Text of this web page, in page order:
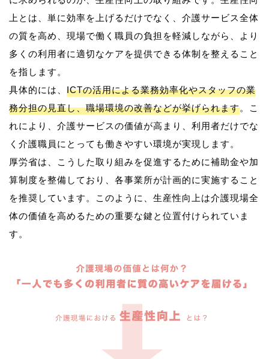
上とは、単に効率を上げるだけでなく、介護サービス全体
の質を高め、現場で働く職員の負担を軽減しながら、より
多くの利用者に適切なケアを提供できる体制を整えること
を指します。
具体的には、 ICTの活用による業務効率化やスタッフの業
務分担の見直し、職場環境の改善などが挙げられます。こ
れにより、介護サービスの価値が高まり、利用者だけでな
く介護職員にとっても働きやすい環境が実現します。
厚労省は、こうした取り組みを促進するために補助金や加
算制度を整備しており、各事業所が計画的に実施すること
を推奨しています。このように、生産性向上は介護現場全
体の価値を高めるための重要な鍵と位置付けられていま